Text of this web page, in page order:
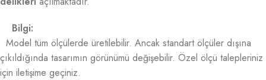
Bilgi:
Model tüm ölçülerde üretilebilir. Ancak standart ölçüler dışına
çıkıldığında tasarımın görünümü değişebilir. Özel ölçü talepleriniz
için iletişime geçiniz.